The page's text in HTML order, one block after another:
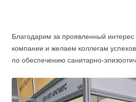
Благодарим за проявленный
компании и желаем коллегам
по обеспечению санитарно-